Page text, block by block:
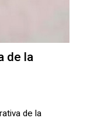
de la
de la